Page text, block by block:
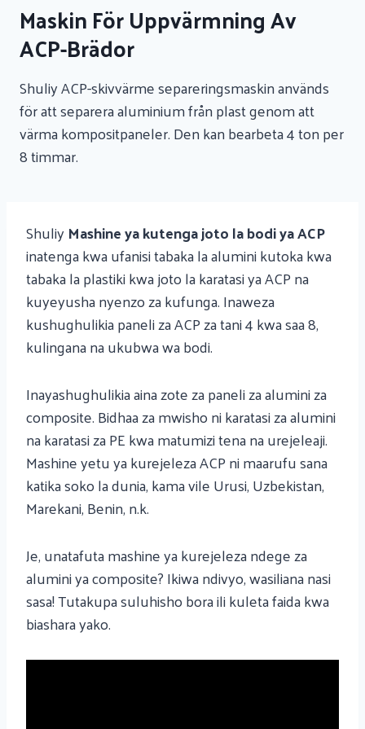
Maskin För Uppvärmning Av
ACP-Brädor
Shuliy ACP-skivvärme separeringsmaskin används
för att separera aluminium från plast genom att
värma kompositpaneler. Den kan bearbeta 4 ton per
8 timmar.
Shuliy Mashine ya kutenga joto la bodi ya ACP
inatenga kwa ufanisi tabaka la alumini kutoka kwa
tabaka la plastiki kwa joto la karatasi ya ACP na
kuyeyusha nyenzo za kufunga. Inaweza
kushughulikia paneli za ACP za tani 4 kwa saa 8,
kulingana na ukubwa wa bodi.
Inayashughulikia aina zote za paneli za alumini za
composite. Bidhaa za mwisho ni karatasi za alumini
na karatasi za PE kwa matumizi tena na urejeleaji.
Mashine yetu ya kurejeleza ACP ni maarufu sana
katika soko la dunia, kama vile Urusi, Uzbekistan,
Marekani, Benin, n.k.
Je, unatafuta mashine ya kurejeleza ndege za
alumini ya composite? Ikiwa ndivyo, wasiliana nasi
sasa! Tutakupa suluhisho bora ili kuleta faida kwa
biashara yako.